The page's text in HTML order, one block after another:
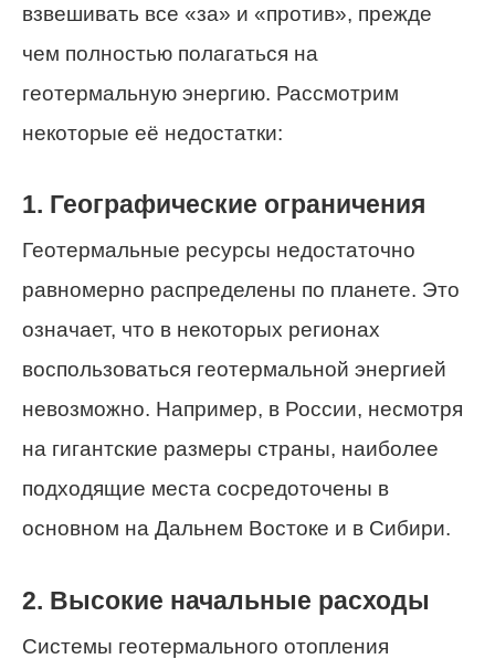
взвешивать все «за» и «против», прежде
чем полностью полагаться на
геотермальную энергию. Рассмотрим
некоторые её недостатки:
1. Географические ограничения
Геотермальные ресурсы недостаточно
равномерно распределены по планете. Это
означает, что в некоторых регионах
воспользоваться геотермальной энергией
невозможно. Например, в России, несмотря
на гигантские размеры страны, наиболее
подходящие места сосредоточены в
основном на Дальнем Востоке и в Сибири.
2. Высокие начальные расходы
Системы геотермального отопления